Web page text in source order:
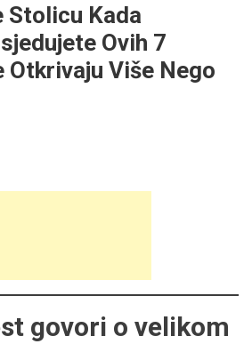
Stolicu Kada
Ovih 7
Otkrivaju Više Nego
govori o velikom